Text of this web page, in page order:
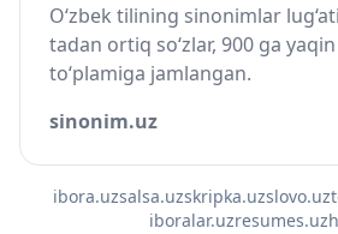
O‘zbek tilining sinonimlar
tadan ortiq so‘zlar, 900 ga
to‘plamiga jamlangan.
sinonim.uz
ibora.uzsalsa.uzskripka.uzslovo.uz
iboralar.uzresumes.uz